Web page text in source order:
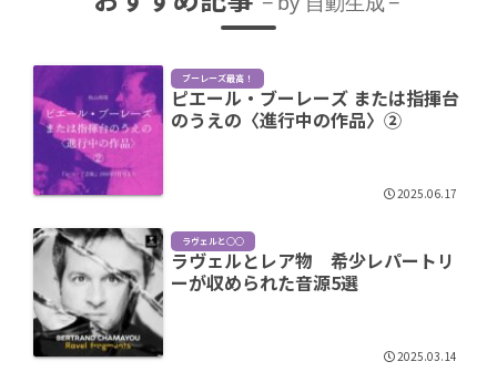
ブーレーズ最高！
ピエール・ブーレーズ または指揮台
のうえの〈進行中の作品〉②
2025.06.17
ラヴェルと○○
ラヴェルとレア物 希少レパートリ
ーが収められた音源5選
2025.03.14